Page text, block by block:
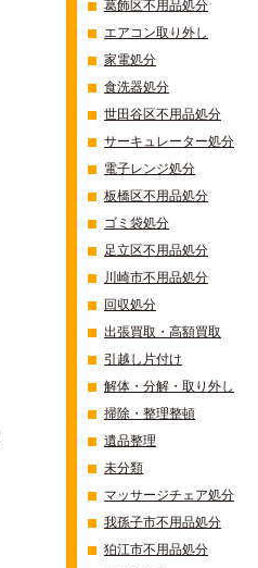
葛飾区不用品処分
エアコン取り外し
家電処分
食洗器処分
世田谷区不用品処分
サーキュレーター処分
電子レンジ処分
板橋区不用品処分
ゴミ袋処分
足立区不用品処分
川崎市不用品処分
回収処分
出張買取・高額買取
引越し片付け
解体・分解・取り外し
掃除・整理整頓
遺品整理
未分類
マッサージチェア処分
我孫子市不用品処分
狛江市不用品処分